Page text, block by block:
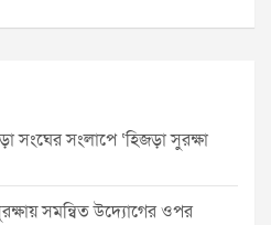
সংঘের সংলাপে ‘হিজড়া সুরক্ষা
সমন্বিত উদ্যোগের ওপর